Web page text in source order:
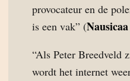
provocateur en de
is een vak” (
“Als Peter Breedveld
wordt het internet